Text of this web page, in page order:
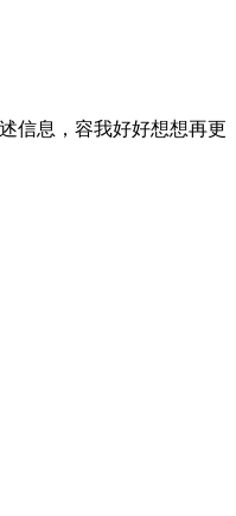
信息，容我好好想想再更